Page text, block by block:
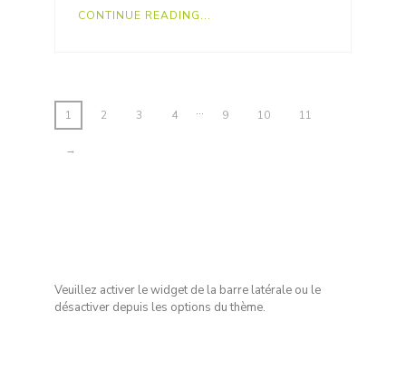
CONTINUE READING...
1 2 3 4 … 9 10 11
→
Veuillez activer le widget de la barre latérale ou le
désactiver depuis les options du thème.